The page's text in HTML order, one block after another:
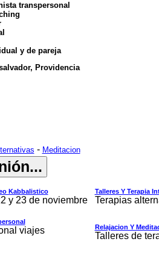
transpersonal
y de pareja
Providencia
- Meditacion
Kabbalistico
y 23 de noviembre
Talleres Y Terapia
Terapias
viajes
Relajacion Y
Talleres de